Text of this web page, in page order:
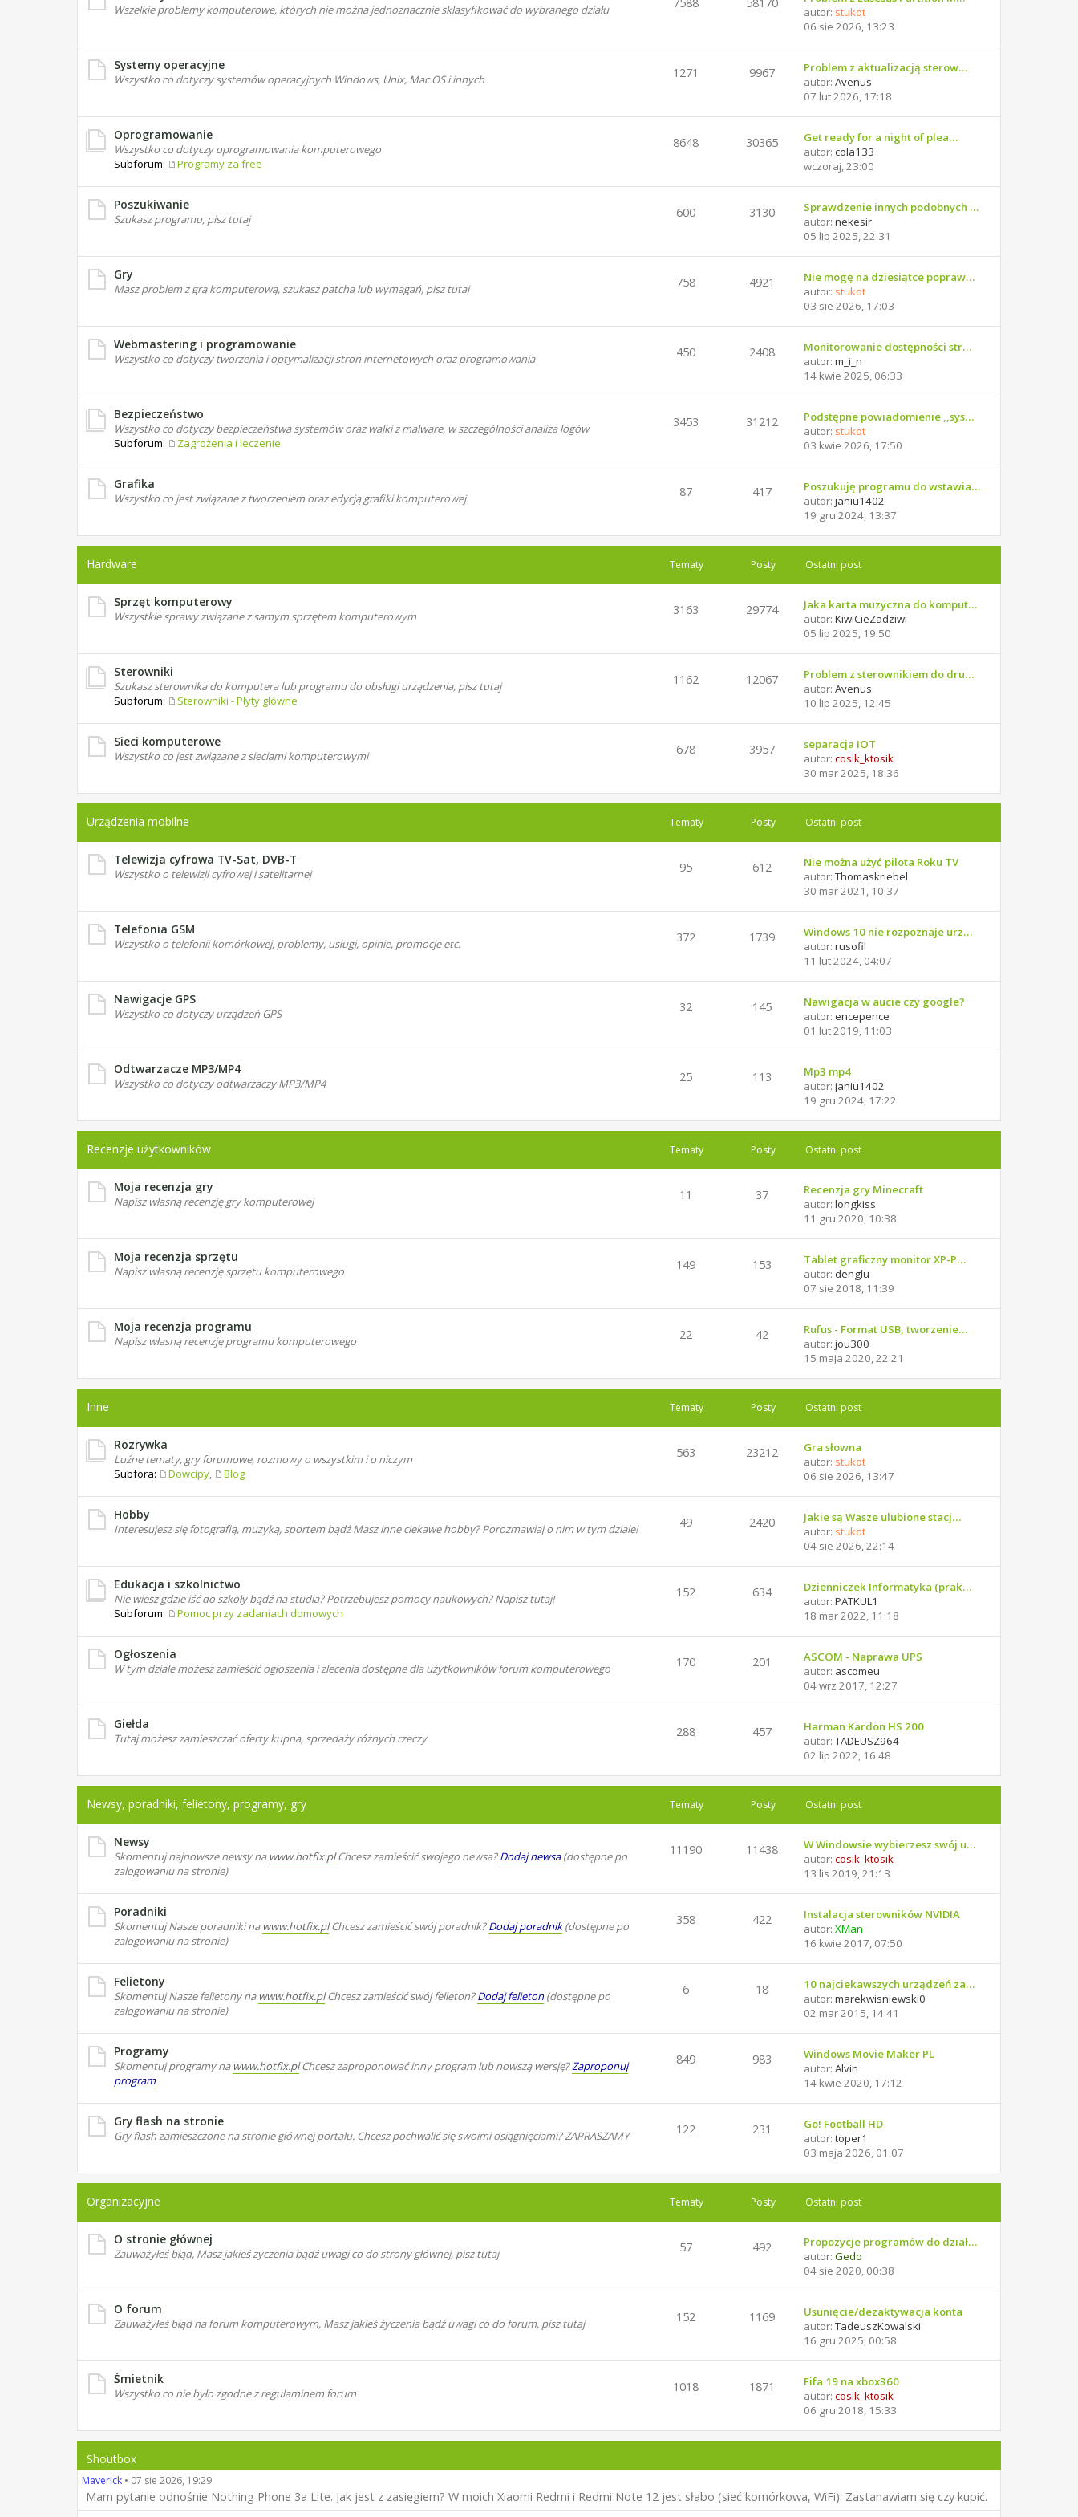
Wszelkie problemy komputerowe, których nie można jednoznacznie sklasyfikować do wybranego działu
autor: stukot
06 sie 2026, 13:23
Systemy operacyjne
Wszystko co dotyczy systemów operacyjnych Windows, Unix, Mac OS i innych 1271 9967
Problem z aktualizacją sterow…
autor: Avenus
07 lut 2026, 17:18
Oprogramowanie
Wszystko co dotyczy oprogramowania komputerowego
Subforum:
Programy za free
8648 30365
Get ready for a night of plea…
autor: cola133
wczoraj, 23:00
Poszukiwanie
Szukasz programu, pisz tutaj 600 3130
Sprawdzenie innych podobnych …
autor: nekesir
05 lip 2025, 22:31
Gry
Masz problem z grą komputerową, szukasz patcha lub wymagań, pisz tutaj 758 4921
Nie mogę na dziesiątce popraw…
autor: stukot
03 sie 2026, 17:03
Webmastering i programowanie
Wszystko co dotyczy tworzenia i optymalizacji stron internetowych oraz programowania 450 2408
Monitorowanie dostępności str…
autor: m_i_n
14 kwie 2025, 06:33
Bezpieczeństwo
Wszystko co dotyczy bezpieczeństwa systemów oraz walki z malware, w szczególności analiza logów
Subforum:
Zagrożenia i leczenie
3453 31212
Podstępne powiadomienie ,,sys…
autor: stukot
03 kwie 2026, 17:50
Grafika
Wszystko co jest związane z tworzeniem oraz edycją grafiki komputerowej 87 417
Poszukuję programu do wstawia…
autor: janiu1402
19 gru 2024, 13:37
Hardware Tematy Posty Ostatni post
Sprzęt komputerowy
Wszystkie sprawy związane z samym sprzętem komputerowym 3163 29774
Jaka karta muzyczna do komput…
autor: KiwiCieZadziwi
05 lip 2025, 19:50
Sterowniki
Szukasz sterownika do komputera lub programu do obsługi urządzenia, pisz tutaj
Subforum:
Sterowniki - Płyty główne
1162 12067
Problem z sterownikiem do dru…
autor: Avenus
10 lip 2025, 12:45
Sieci komputerowe
Wszystko co jest związane z sieciami komputerowymi 678 3957
separacja IOT
autor: cosik_ktosik
30 mar 2025, 18:36
Urządzenia mobilne Tematy Posty Ostatni post
Telewizja cyfrowa TV-Sat, DVB-T
Wszystko o telewizji cyfrowej i satelitarnej 95 612
Nie można użyć pilota Roku TV
autor: Thomaskriebel
30 mar 2021, 10:37
Telefonia GSM
Wszystko o telefonii komórkowej, problemy, usługi, opinie, promocje etc. 372 1739
Windows 10 nie rozpoznaje urz…
autor: rusofil
11 lut 2024, 04:07
Nawigacje GPS
Wszystko co dotyczy urządzeń GPS 32 145
Nawigacja w aucie czy google?
autor: encepence
01 lut 2019, 11:03
Odtwarzacze MP3/MP4
Wszystko co dotyczy odtwarzaczy MP3/MP4 25 113
Mp3 mp4
autor: janiu1402
19 gru 2024, 17:22
Recenzje użytkowników Tematy Posty Ostatni post
Moja recenzja gry
Napisz własną recenzję gry komputerowej 11 37
Recenzja gry Minecraft
autor: longkiss
11 gru 2020, 10:38
Moja recenzja sprzętu
Napisz własną recenzję sprzętu komputerowego 149 153
Tablet graficzny monitor XP-P…
autor: denglu
07 sie 2018, 11:39
Moja recenzja programu
Napisz własną recenzję programu komputerowego 22 42
Rufus - Format USB, tworzenie…
autor: jou300
15 maja 2020, 22:21
Inne Tematy Posty Ostatni post
Rozrywka
Luźne tematy, gry forumowe, rozmowy o wszystkim i o niczym
Subfora:
Dowcipy, Blog
563 23212
Gra słowna
autor: stukot
06 sie 2026, 13:47
Hobby
Interesujesz się fotografią, muzyką, sportem bądź Masz inne ciekawe hobby? Porozmawiaj o nim w tym dziale! 49 2420
Jakie są Wasze ulubione stacj…
autor: stukot
04 sie 2026, 22:14
Edukacja i szkolnictwo
Nie wiesz gdzie iść do szkoły bądź na studia? Potrzebujesz pomocy naukowych? Napisz tutaj!
Subforum:
Pomoc przy zadaniach domowych
152 634
Dzienniczek Informatyka (prak…
autor: PATKUL1
18 mar 2022, 11:18
Ogłoszenia
W tym dziale możesz zamieścić ogłoszenia i zlecenia dostępne dla użytkowników forum komputerowego 170 201
ASCOM - Naprawa UPS
autor: ascomeu
04 wrz 2017, 12:27
Giełda
Tutaj możesz zamieszczać oferty kupna, sprzedaży różnych rzeczy 288 457
Harman Kardon HS 200
autor: TADEUSZ964
02 lip 2022, 16:48
Newsy, poradniki, felietony, programy, gry Tematy Posty Ostatni post
Newsy
Skomentuj najnowsze newsy na www.hotfix.plChcesz zamieścić swojego newsa?Dodaj newsa(dostępne po
zalogowaniu na stronie)
11190 11438
W Windowsie wybierzesz swój u…
autor: cosik_ktosik
13 lis 2019, 21:13
Poradniki
Skomentuj Nasze poradniki na www.hotfix.plChcesz zamieścić swój poradnik?Dodaj poradnik(dostępne po
zalogowaniu na stronie)
358 422
Instalacja sterowników NVIDIA
autor: XMan
16 kwie 2017, 07:50
Felietony
Skomentuj Nasze felietony na www.hotfix.plChcesz zamieścić swój felieton?Dodaj felieton(dostępne po
zalogowaniu na stronie)
6 18
10 najciekawszych urządzeń za…
autor: marekwisniewski0
02 mar 2015, 14:41
Programy
Skomentuj programy na www.hotfix.plChcesz zaproponować inny program lub nowszą wersję?Zaproponuj
program
849 983
Windows Movie Maker PL
autor: Alvin
14 kwie 2020, 17:12
Gry flash na stronie
Gry flash zamieszczone na stronie głównej portalu. Chcesz pochwalić się swoimi osiągnięciami? ZAPRASZAMY 122 231
Go! Football HD
autor: toper1
03 maja 2026, 01:07
Organizacyjne Tematy Posty Ostatni post
O stronie głównej
Zauważyłeś błąd, Masz jakieś życzenia bądź uwagi co do strony głównej, pisz tutaj 57 492
Propozycje programów do dział…
autor: Gedo
04 sie 2020, 00:38
O forum
Zauważyłeś błąd na forum komputerowym, Masz jakieś życzenia bądź uwagi co do forum, pisz tutaj 152 1169
Usunięcie/dezaktywacja konta
autor: TadeuszKowalski
16 gru 2025, 00:58
Śmietnik
Wszystko co nie było zgodne z regulaminem forum 1018 1871
Fifa 19 na xbox360
autor: cosik_ktosik
06 gru 2018, 15:33
Shoutbox
Maverick • 07 sie 2026, 19:29
Mam pytanie odnośnie Nothing Phone 3a Lite. Jak jest z zasięgiem? W moich Xiaomi Redmi i Redmi Note 12 jest słabo (sieć komórkowa, WiFi). Zastanawiam się czy kupić.